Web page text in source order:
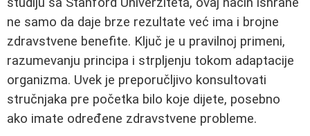
ne samo da daje brze rezultate već ima i brojne
zdravstvene benefite. Ključ je u pravilnoj primeni,
razumevanju principa i strpljenju tokom adaptacije
organizma. Uvek je preporučljivo konsultovati
stručnjaka pre početka bilo koje dijete, posebno
ako imate određene zdravstvene probleme.